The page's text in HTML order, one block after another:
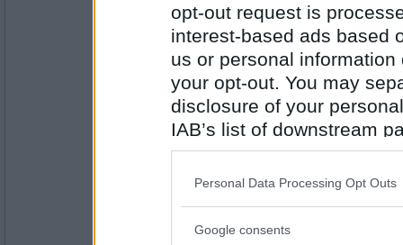
opt-out request is
interest-based ads based
us or personal
your opt-out. You may
disclosure of your
IAB’s list of downstream
also be disclosed by us
Downstream Participants
Please note that this
Personal Data Processing Opt Outs
Google consents
Antal inlägg:
16685
kan du förklara ordet samlag ?
det trodde jag inte om dig
Antal inlägg:
Söt som socker